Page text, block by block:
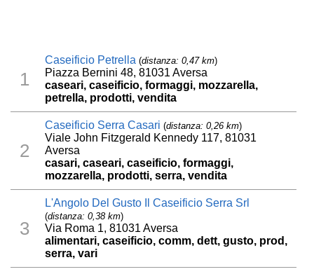
1
Caseificio Petrella (distanza: 0,47 km)
Piazza Bernini 48, 81031 Aversa
caseari, caseificio, formaggi, mozzarella,
petrella, prodotti, vendita
2
Caseificio Serra Casari (distanza: 0,26 km)
Viale John Fitzgerald Kennedy 117, 81031
Aversa
casari, caseari, caseificio, formaggi,
mozzarella, prodotti, serra, vendita
3
L'Angolo Del Gusto Il Caseificio Serra Srl
(distanza: 0,38 km)
Via Roma 1, 81031 Aversa
alimentari, caseificio, comm, dett, gusto, prod,
serra, vari